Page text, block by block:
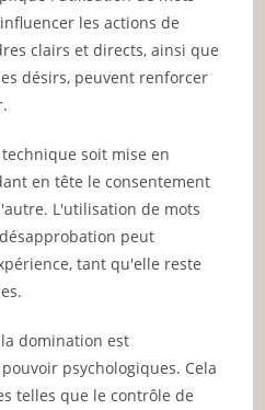
les actions de
clairs et directs, ainsi que
désirs, peuvent renforcer
soit mise en
en tête le consentement
L'utilisation de mots
peut
tant qu'elle reste
domination est
psychologiques. Cela
telles que le contrôle de